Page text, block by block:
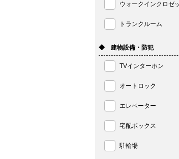
ウォークインクロゼ
トランクルーム
◆ 建物設備・防犯
TVインターホン
オートロック
エレベーター
宅配ボックス
駐輪場